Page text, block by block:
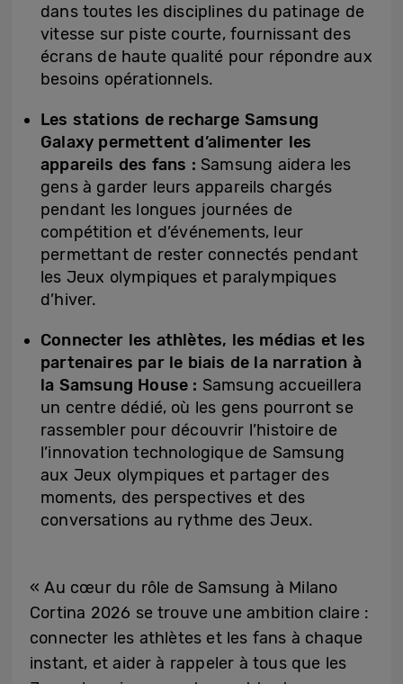
dans toutes les disciplines du patinage de
vitesse sur piste courte, fournissant des
écrans de haute qualité pour répondre aux
besoins opérationnels.
Les stations de recharge Samsung
Galaxy permettent d’alimenter les
appareils des fans : Samsung aidera les
gens à garder leurs appareils chargés
pendant les longues journées de
compétition et d’événements, leur
permettant de rester connectés pendant
les Jeux olympiques et paralympiques
d’hiver.
Connecter les athlètes, les médias et les
partenaires par le biais de la narration à
la Samsung House : Samsung accueillera
un centre dédié, où les gens pourront se
rassembler pour découvrir l’histoire de
l’innovation technologique de Samsung
aux Jeux olympiques et partager des
moments, des perspectives et des
conversations au rythme des Jeux.
« Au cœur du rôle de Samsung à Milano
Cortina 2026 se trouve une ambition claire :
connecter les athlètes et les fans à chaque
instant, et aider à rappeler à tous que les